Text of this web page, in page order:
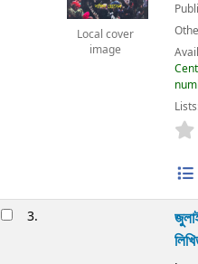
Local cover
image
3.